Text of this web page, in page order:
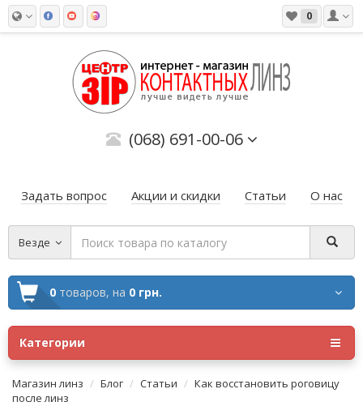
0
(068) 691-00-06
Задать вопрос Акции и скидки Статьи О нас
Везде
0 товаров, на 0 грн.
Категории
Магазин линз Блог Статьи
Как восстановить роговицу
после линз